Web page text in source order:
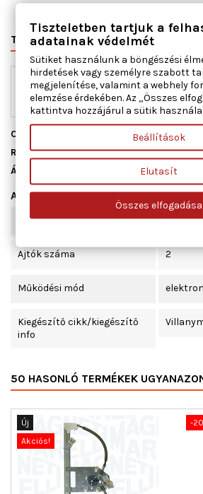
TERMÉK RÉSZLETEI VÁLTÓSZÁMOK
Cikkszám
Raktáron10 db
Állapot
Adatlap
Beépítési oldal jobb
Ajtók száma 2
Működési mód
Kiegészítő cikk/kiegészítő
info
50 HASONLÓ TERMÉKEK
-
Új
Akciós!
Tiszteletben tartjuk a
adatainak védelmét
Sütiket használunk a böngészési
hirdetések vagy személyre szabott
megjelenítése, valamint a webhely
elemzése érdekében. Az „Összes
kattintva hozzájárul a sütik
Beállítások
Elutasít
Összes elfogadása